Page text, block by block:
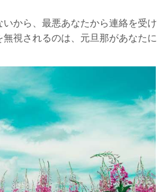
から、最悪あなたから連絡を受け
視されるのは、元旦那があなたに